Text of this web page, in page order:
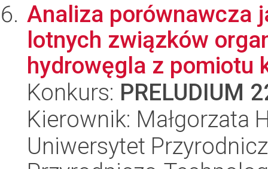
Analiza porównawcza
lotnych związków
hydrowęgla z pomiotu
Konkurs: PRELUDIUM
Kierownik: Małgorzata
Uniwersytet